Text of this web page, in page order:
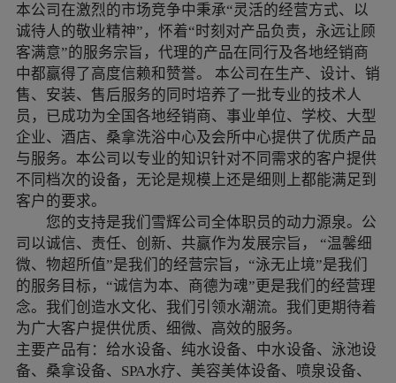
本公司在激烈的市场竞争中秉承“灵活的经营方式、以
诚待人的敬业精神”，怀着“时刻对产品负责，永远让顾
客满意”的服务宗旨，代理的产品在同行及各地经销商
中都赢得了高度信赖和赞誉。 本公司在生产、设计、销
售、安装、售后服务的同时培养了一批专业的技术人
员，已成功为全国各地经销商、事业单位、学校、大型
企业、酒店、桑拿洗浴中心及会所中心提供了优质产品
与服务。本公司以专业的知识针对不同需求的客户提供
不同档次的设备，无论是规模上还是细则上都能满足到
客户的要求。
您的支持是我们雪辉公司全体职员的动力源泉。公
司以诚信、责任、创新、共赢作为发展宗旨， “温馨细
微、物超所值”是我们的经营宗旨，“泳无止境”是我们
的服务目标，“诚信为本、商德为魂”更是我们的经营理
念。我们创造水文化、我们引领水潮流。我们更期待着
为广大客户提供优质、细微、高效的服务。
主要产品有：给水设备、纯水设备、中水设备、泳池设
备、桑拿设备、SPA水疗、美容美体设备、喷泉设备、